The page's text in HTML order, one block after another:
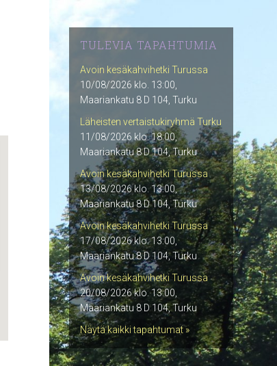
TULEVIA TAPAHTUMIA
Avoin kesäkahvihetki Turussa
10/08/2026 klo. 13:00,
Maariankatu 8 D 104, Turku
Läheisten vertaistukiryhmä Turku
11/08/2026 klo. 18:00,
Maariankatu 8 D 104, Turku
Avoin kesäkahvihetki Turussa
13/08/2026 klo. 13:00,
Maariankatu 8 D 104, Turku
Avoin kesäkahvihetki Turussa
17/08/2026 klo. 13:00,
Maariankatu 8 D 104, Turku
Avoin kesäkahvihetki Turussa
20/08/2026 klo. 13:00,
Maariankatu 8 D 104, Turku
Näytä kaikki tapahtumat »